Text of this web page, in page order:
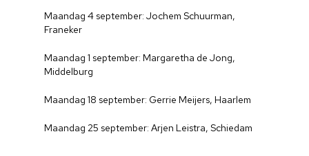
Maandag 4 september: Jochem Schuurman,
Franeker
Maandag 1 september: Margaretha de Jong,
Middelburg
Maandag 18 september: Gerrie Meijers, Haarlem
Maandag 25 september: Arjen Leistra, Schiedam